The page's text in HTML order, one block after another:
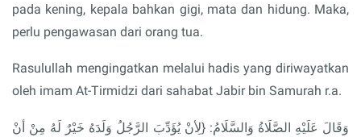
pada kening, kepala bahkan gigi, mata dan hidung. Maka,
perlu pengawasan dari orang tua.
Rasulullah mengingatkan melalui hadis yang diriwayatkan
oleh imam At-Tirmidzi dari sahabat Jabir bin Samurah r.a.
وَقَالَ عَلَيْهِ الصَّلَاةُ وَالسَّلَامُ: {لِأنْ يُؤَدِّبَ الرَّجُلُ وَلَدَهُ خَيْرٌ لَهُ مِنْ أنْ